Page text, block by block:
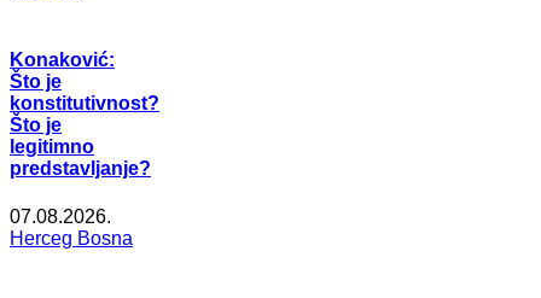
Konaković:
Što je
konstitutivnost?
Što je
legitimno
predstavljanje?
07.08.2026.
Herceg Bosna